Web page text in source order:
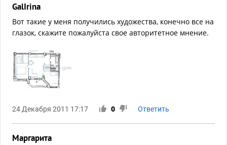
GalIrina
Вот такие у меня получились художества, конечно все на
глазок, скажите пожалуйста свое авторитетное мнение.
24 Декабря 2011 17:17 0 Ответить
Маргарита